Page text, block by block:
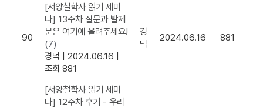
90
[서양철학사 읽기 세미
나] 13주차 질문과 발제
문은 여기에 올려주세요!
(7)
경덕 | 2024.06.16 |
조회 881
경
덕
2024.06.16 881
[서양철학사 읽기 세미
나] 12주차 후기 - 우리